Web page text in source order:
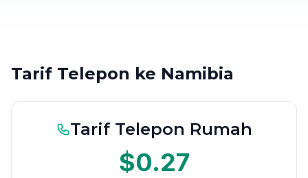
Tarif Telepon ke Namibia
Tarif Telepon Rumah
$0.27